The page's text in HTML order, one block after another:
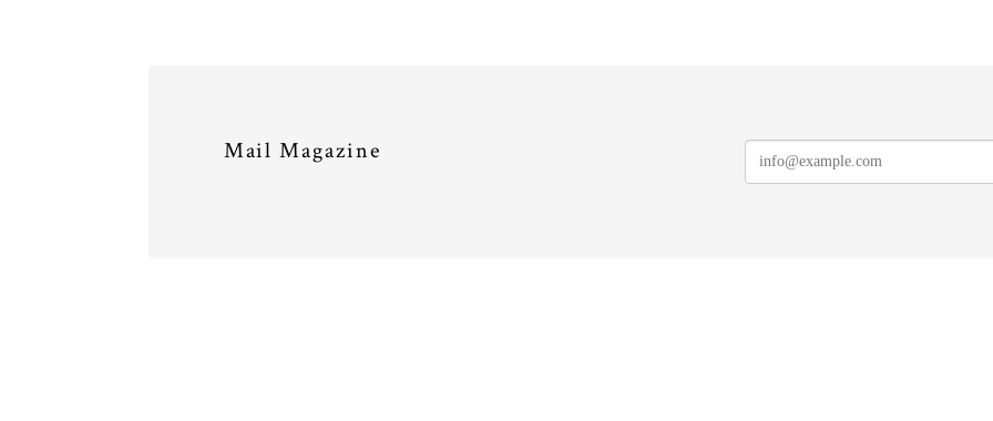
Mail Magazine